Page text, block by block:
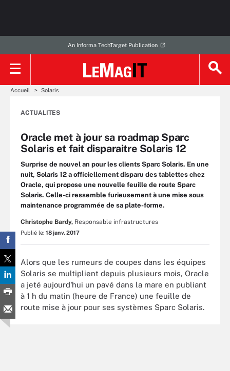
An Informa TechTarget Publication
Accueil Solaris
ACTUALITES
Oracle met à jour sa roadmap Sparc
Solaris et fait disparaitre Solaris 12
Surprise de nouvel an pour les clients Sparc Solaris. En une
nuit, Solaris 12 a officiellement disparu des tablettes chez
Oracle, qui propose une nouvelle feuille de route Sparc
Solaris. Celle-ci ressemble furieusement à une mise sous
maintenance programmée de sa plate-forme.
Christophe Bardy, Responsable infrastructures
Publié le: 18 janv. 2017
Alors que les rumeurs de coupes dans les équipes
Solaris se multiplient depuis plusieurs mois, Oracle
a jeté aujourd'hui un pavé dans la mare en publiant
à 1 h du matin (heure de France) une feuille de
route mise à jour pour ses systèmes Sparc Solaris.